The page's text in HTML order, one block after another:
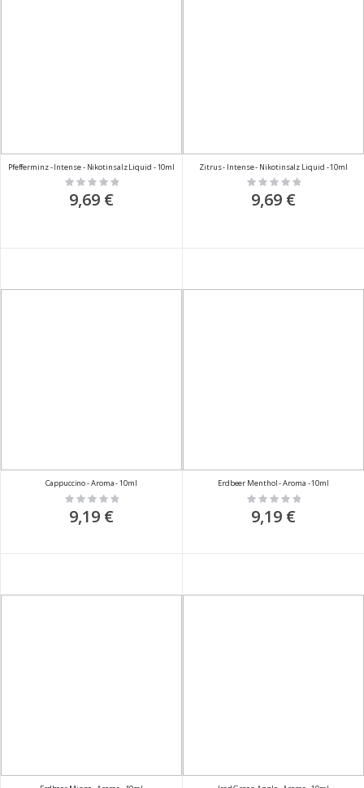
Pfefferminz - Intense - Nikotinsalz Liquid - 10ml
Rating:
0%
9,69 €
Zitrus - Intense - Nikotinsalz Liquid - 10ml
Rating:
0%
9,69 €
Cappuccino - Aroma - 10ml
Rating:
0%
9,19 €
Erdbeer Menthol - Aroma - 10ml
Rating:
0%
9,19 €